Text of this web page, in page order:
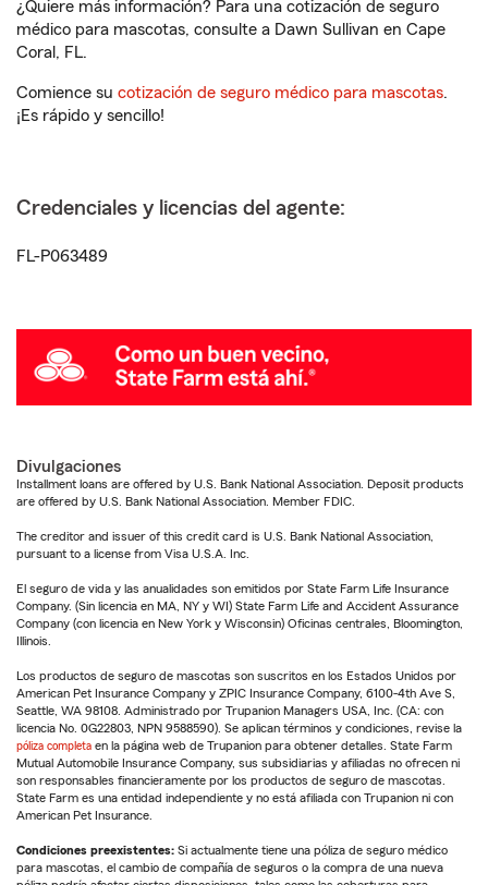
¿Quiere más información? Para una cotización de seguro
médico para mascotas, consulte a Dawn Sullivan en Cape
Coral, FL.
Comience su cotización de seguro médico para mascotas.
¡Es rápido y sencillo!
Credenciales y licencias del agente:
FL-P063489
Divulgaciones
Installment loans are offered by U.S. Bank National Association. Deposit products
are offered by U.S. Bank National Association. Member FDIC.
The creditor and issuer of this credit card is U.S. Bank National Association,
pursuant to a license from Visa U.S.A. Inc.
El seguro de vida y las anualidades son emitidos por State Farm Life Insurance
Company. (Sin licencia en MA, NY y WI) State Farm Life and Accident Assurance
Company (con licencia en New York y Wisconsin) Oficinas centrales, Bloomington,
Illinois.
Los productos de seguro de mascotas son suscritos en los Estados Unidos por
American Pet Insurance Company y ZPIC Insurance Company, 6100-4th Ave S,
Seattle, WA 98108. Administrado por Trupanion Managers USA, Inc. (CA: con
licencia No. 0G22803, NPN 9588590). Se aplican términos y condiciones, revise la
póliza completa en la página web de Trupanion para obtener detalles. State Farm
Mutual Automobile Insurance Company, sus subsidiarias y afiliadas no ofrecen ni
son responsables financieramente por los productos de seguro de mascotas.
State Farm es una entidad independiente y no está afiliada con Trupanion ni con
American Pet Insurance.
Condiciones preexistentes: Si actualmente tiene una póliza de seguro médico
para mascotas, el cambio de compañía de seguros o la compra de una nueva